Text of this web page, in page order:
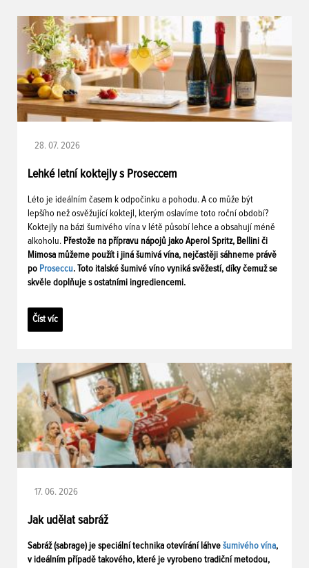
28. 07. 2026
Lehké letní koktejly s Proseccem
Léto je ideálním časem k odpočinku a pohodu. A co může být
lepšího než osvěžující koktejl, kterým oslavíme toto roční období?
Koktejly na bázi šumivého vína v létě působí lehce a obsahují méně
alkoholu. Přestože na přípravu nápojů jako Aperol Spritz, Bellini či
Mimosa můžeme použít i jiná šumivá vína, nejčastěji sáhneme právě
po Proseccu. Toto italské šumivé víno vyniká svěžestí, díky čemuž se
skvěle doplňuje s ostatními ingrediencemi.
Číst víc
17. 06. 2026
Jak udělat sabráž
Sabráž (sabrage) je speciální technika otevírání láhve šumivého vína,
v ideálním případě takového, které je vyrobeno tradiční metodou,